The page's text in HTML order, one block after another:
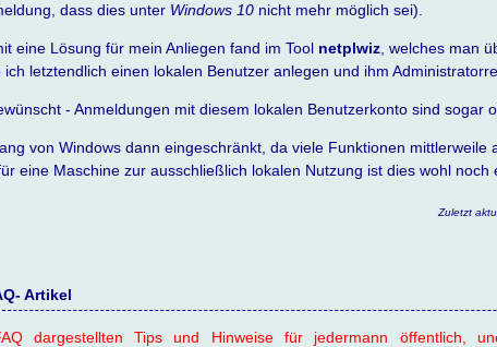
dass dies unter Windows 10 nicht mehr möglich sei).
eine Lösung für mein Anliegen fand im Tool netplwiz , welches man
letztendlich einen lokalen Benutzer anlegen und ihm
- Anmeldungen mit diesem lokalen Benutzerkonto sind sogar
von Windows dann eingeschränkt, da viele Funktionen mittlerweile
eine Maschine zur ausschließlich lokalen Nutzung ist dies wohl noch
Zuletzt
Artikel
dargestellten Tips und Hinweise für jedermann öffentlich,